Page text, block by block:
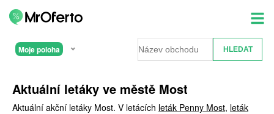
Moje poloha
Aktuální letáky ve městě Most
Aktuální akční letáky Most. V letácích leták Penny Most, leták